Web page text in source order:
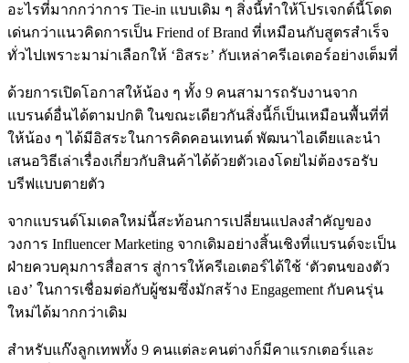
อะไรที่มากกว่าการ Tie-in แบบเดิม ๆ สิ่งนี้ทำให้โปรเจกต์นี้โดด
เด่นกว่าแนวคิดการเป็น Friend of Brand ที่เหมือนกับสูตรสำเร็จ
ทั่วไปเพราะมาม่าเลือกให้ ‘อิสระ’ กับเหล่าครีเอเตอร์อย่างเต็มที่
ด้วยการเปิดโอกาสให้น้อง ๆ ทั้ง 9 คนสามารถรับงานจาก
แบรนด์อื่นได้ตามปกติ ในขณะเดียวกันสิ่งนี้ก็เป็นเหมือนพื้นที่ที่
ให้น้อง ๆ ได้มีอิสระในการคิดคอนเทนต์ พัฒนาไอเดียและนำ
เสนอวิธีเล่าเรื่องเกี่ยวกับสินค้าได้ด้วยตัวเองโดยไม่ต้องรอรับ
บรีฟแบบตายตัว
จากแบรนด์โมเดลใหม่นี้สะท้อนการเปลี่ยนแปลงสำคัญของ
วงการ Influencer Marketing จากเดิมอย่างสิ้นเชิงที่แบรนด์จะเป็น
ฝ่ายควบคุมการสื่อสาร สู่การให้ครีเอเตอร์ได้ใช้ ‘ตัวตนของตัว
เอง’ ในการเชื่อมต่อกับผู้ชมซึ่งมักสร้าง Engagement กับคนรุ่น
ใหม่ได้มากกว่าเดิม
สำหรับแก๊งลูกเทพทั้ง 9 คนแต่ละคนต่างก็มีคาแรกเตอร์และ